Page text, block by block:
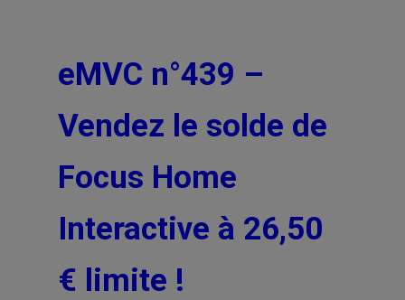
eMVC n°439 –
Vendez le solde de
Focus Home
Interactive à 26,50
€ limite !